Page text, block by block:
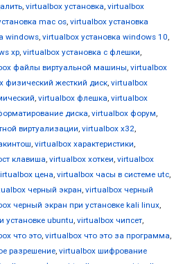
, virtualbox установка, virtualbox
mac os, virtualbox установка
windows, virtualbox установка windows 10,
xp, virtualbox установка с флешки,
файлы виртуальной машины, virtualbox
физический жесткий диск, virtualbox
, virtualbox флешка, virtualbox
диска, virtualbox форум,
виртуализации, virtualbox х32,
, virtualbox характеристики,
клавиша, virtualbox хоткеи, virtualbox
цена, virtualbox часы в системе utc,
черный экран, virtualbox черный
черный экран при установке kali linux,
установке ubuntu, virtualbox чипсет,
что это, virtualbox что это за программа,
разрешение, virtualbox шифрование